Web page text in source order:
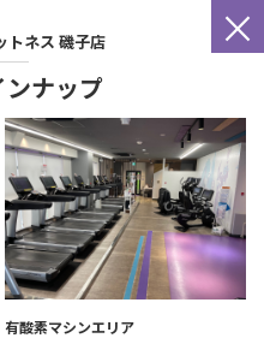
×
トネス 磯子店
ナップ
有酸素マシンエリア